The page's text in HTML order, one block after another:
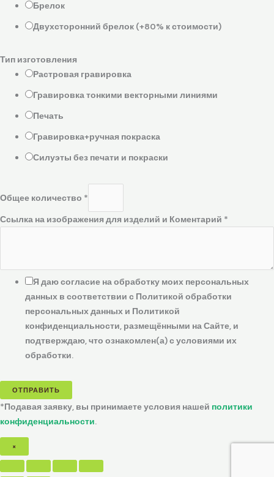
Брелок
Двухсторонний брелок (+80% к стоимости)
Тип изготовления
Растровая гравировка
Гравировка тонкими векторными линиями
Печать
Гравировка+ручная покраска
Силуэты без печати и покраски
Общее количество *
Ссылка на изображения для изделий и Коментарий *
Я даю согласие на обработку моих персональных
данных в соответствии с Политикой обработки
персональных данных и Политикой
конфиденциальности, размещёнными на Сайте, и
подтверждаю, что ознакомлен(а) с условиями их
обработки.
ОТПРАВИТЬ
*Подавая заявку, вы принимаете условия нашей политики
конфиденциальности.
×